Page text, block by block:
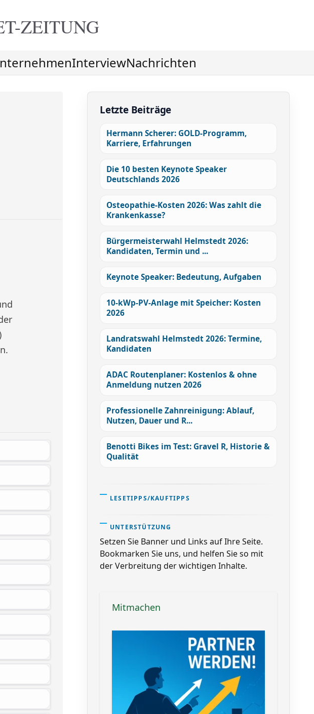
ZEITUNG
InterviewNachrichten
Letzte Beiträge
Hermann Scherer: GOLD-Programm,
Karriere, Erfahrungen
Die 10 besten Keynote Speaker
Deutschlands 2026
Osteopathie-Kosten 2026: Was zahlt die
Krankenkasse?
Bürgermeisterwahl Helmstedt 2026:
Kandidaten, Termin und ...
Keynote Speaker: Bedeutung, Aufgaben
10-kWp-PV-Anlage mit Speicher: Kosten
2026
Landratswahl Helmstedt 2026: Termine,
Kandidaten
ADAC Routenplaner: Kostenlos & ohne
Anmeldung nutzen 2026
Professionelle Zahnreinigung: Ablauf,
Nutzen, Dauer und R...
Benotti Bikes im Test: Gravel R, Historie &
Qualität
LESETIPPS/KAUFTIPPS
UNTERSTÜTZUNG
Setzen Sie Banner und Links auf Ihre Seite.
Bookmarken Sie uns, und helfen Sie so mit
der Verbreitung der wichtigen Inhalte.
Mitmachen